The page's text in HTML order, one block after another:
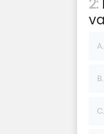
2:
A.
B.
C.